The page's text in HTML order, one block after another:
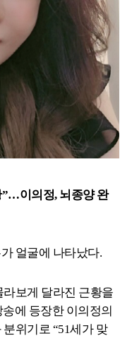
”…이의정, 뇌종양 완
얼굴에 나타났다.
보게 달라진 근황을
에 등장한 이의정의
위기로 “51세가 맞